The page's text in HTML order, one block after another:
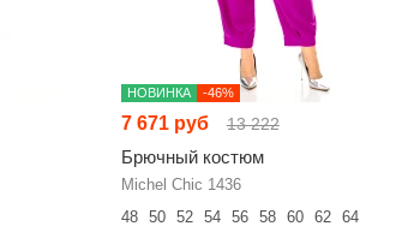
НОВИНКА -46%
7 671 руб 13 222
Брючный костюм
Michel Chic 1436
48
50 52 54 56 58 60 62 64